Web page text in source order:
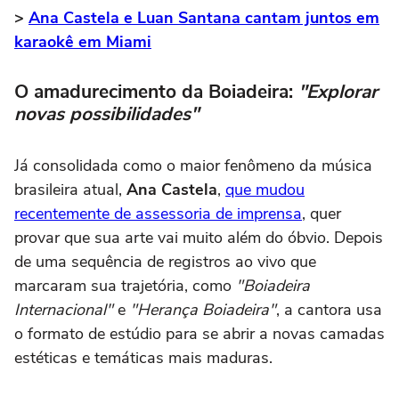
> Ana Castela e Luan Santana cantam juntos em
karaokê em Miami
O amadurecimento da Boiadeira: "Explorar
novas possibilidades"
Já consolidada como o maior fenômeno da música
brasileira atual, Ana Castela, que mudou
recentemente de assessoria de imprensa, quer
provar que sua arte vai muito além do óbvio. Depois
de uma sequência de registros ao vivo que
marcaram sua trajetória, como "Boiadeira
Internacional"e "Herança Boiadeira", a cantora usa
o formato de estúdio para se abrir a novas camadas
estéticas e temáticas mais maduras.